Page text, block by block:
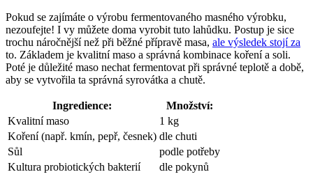
Pokud se zajímáte o výrobu fermentovaného masného výrobku,
nezoufejte! I vy můžete doma vyrobit tuto lahůdku. Postup je sice
trochu náročnější než při běžné přípravě masa, ale výsledek stojí za
to. Základem je kvalitní maso a správná kombinace koření a soli.
Poté je důležité maso nechat fermentovat při správné teplotě a době,
aby se vytvořila ta správná syrovátka a chutě.
Ingredience:
Množství:
Kvalitní maso
1 kg
Koření (např. kmín, pepř, česnek) dle chuti
Sůl
podle potřeby
Kultura probiotických bakterií
dle pokynů